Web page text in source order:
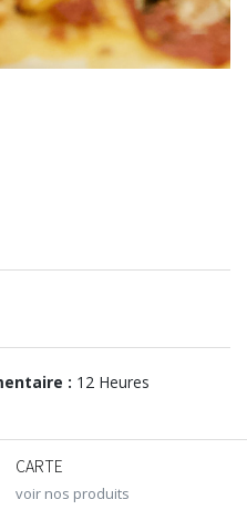
: 12 Heures
CARTE
voir nos produits